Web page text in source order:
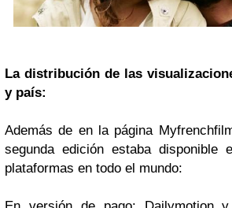
La distribución de las
y país:
Además de en la página
segunda edición estaba disponible
plataformas en todo el mundo: